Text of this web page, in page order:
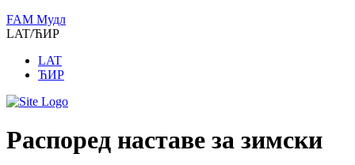
FAM Mудл
LAT/ЋИР
LAT
ЋИР
Распоред наставе за зимски